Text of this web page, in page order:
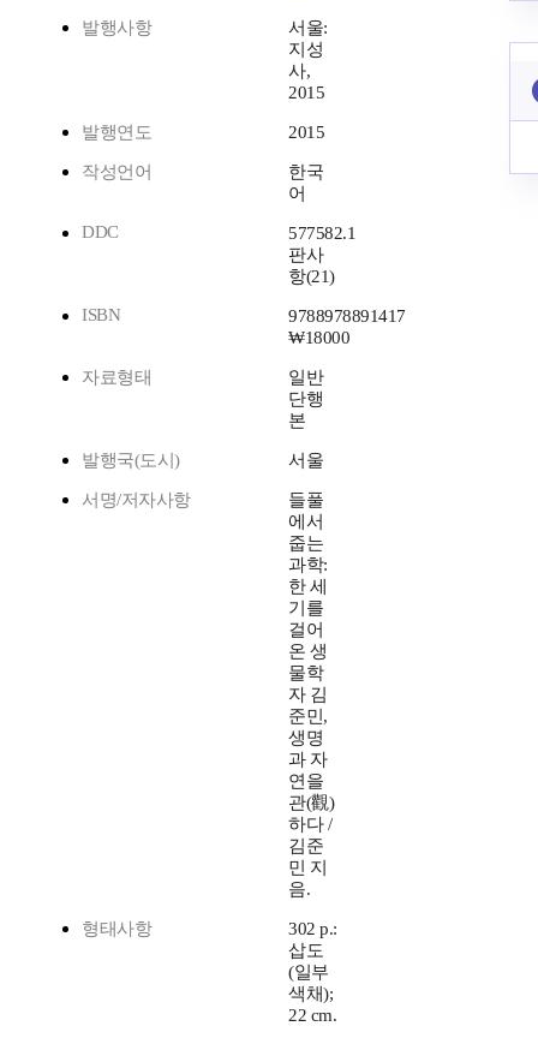
발행사항
서울:
지성
사,
2015
발행연도 2015
작성언어
한국
어
DDC
577582.1
판사
항(21)
ISBN
9788978891417
₩18000
자료형태
일반
단행
본
발행국(도시) 서울
서명/저자사항
들풀
에서
줍는
과학:
한 세
기를
걸어
온 생
물학
자 김
준민,
생명
과 자
연을
관(觀)
하다 /
김준
민 지
음.
형태사항
302 p.:
삽도
(일부
색채);
22 cm.